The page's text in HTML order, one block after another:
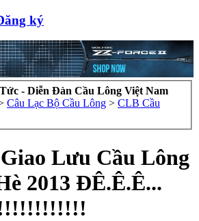
ký
- Diễn Đàn Cầu Lông Việt Nam
Câu Lạc Bộ Cầu Lông > CLB Cầu
Lưu Cầu Lông
2013 ĐÊ.Ê.Ê...